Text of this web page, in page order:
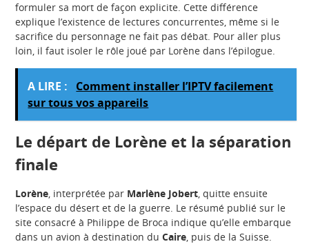
formuler sa mort de façon explicite. Cette différence
explique l’existence de lectures concurrentes, même si le
sacrifice du personnage ne fait pas débat. Pour aller plus
loin, il faut isoler le rôle joué par Lorène dans l’épilogue.
A LIRE :
Comment installer l’IPTV facilement
sur tous vos appareils
Le départ de Lorène et la séparation
finale
Lorène, interprétée par Marlène Jobert, quitte ensuite
l’espace du désert et de la guerre. Le résumé publié sur le
site consacré à Philippe de Broca indique qu’elle embarque
dans un avion à destination duCaire, puis de la Suisse.